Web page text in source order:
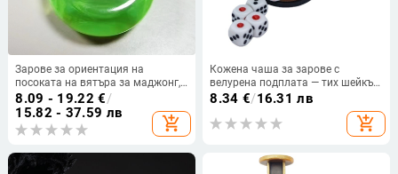
Зарове за ориентация на
посоката на вятъра за маджонг,
аксесоари, пакет 500 броя, стил
филет, подходящи за шах и карти
8.09 - 19.22 €/
15.82 - 37.59 лв
add_shopping_cart
Кожена чаша за зарове с
велурена подплата — тих шейкър
в стил рог, комплект
8.34 €/16.31 лв
add_shopping_cart